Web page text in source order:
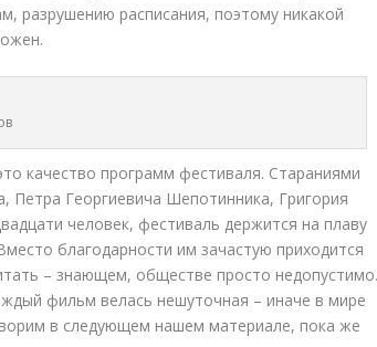
разрушению расписания, поэтому никакой
качество программ фестиваля. Стараниями
Петра Георгиевича Шепотинника, Григория
человек, фестиваль держится на плаву
благодарности им зачастую приходится
– знающем, обществе просто
фильм велась нешуточная – иначе в мире
в следующем нашем материале, пока же